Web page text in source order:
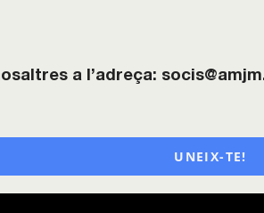
a l’adreça:
UNEIX-TE!